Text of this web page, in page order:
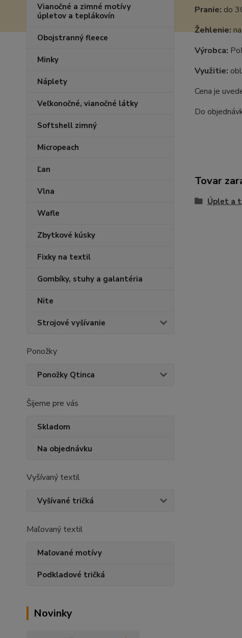
Vianočné a zimné motívy
úpletov a teplákovín
Obojstranný fleece
Minky
Náplety
Veľkonočné, vianočné látky
Softshell zimný
Micropeach
Ľan
Vlna
Wafle
Zbytkové kúsky
Fixky na textil
Gombíky, stuhy a galantéria
Nite
Strojové vyšívanie
Ponožky
Ponožky Qtinca
Šijeme pre vás
Skladom
Na objednávku
Vyšívaný textil
Vyšívané tričká
Maľovaný textil
Maľované motívy
Podkladové tričká
Novinky
Pranie: do
Žehlenie:
Výrobca:
Využitie:
Cena je
Do
Tovar
Úplet a